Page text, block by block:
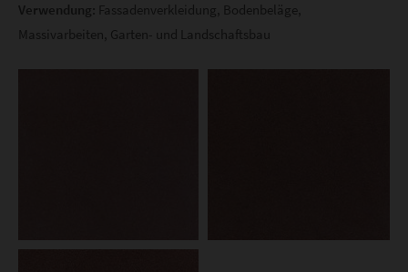
Verwendung: Fassadenverkleidung, Bodenbeläge,
Massivarbeiten, Garten- und Landschaftsbau